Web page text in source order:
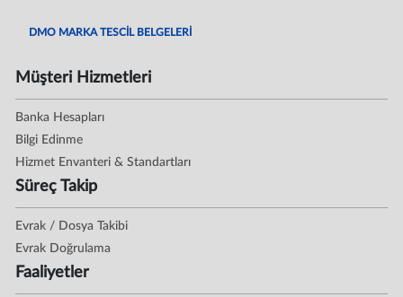
DMO MARKA TESCİL BELGELERİ
Müşteri Hizmetleri
Banka Hesapları
Bilgi Edinme
Hizmet Envanteri & Standartları
Süreç Takip
Evrak / Dosya Takibi
Evrak Doğrulama
Faaliyetler